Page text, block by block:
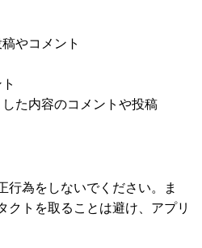
やコメント
た内容のコメントや投稿
行為をしないでください。ま
クトを取ることは避け、アプリ